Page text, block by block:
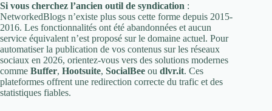
Si vous cherchez l’ancien outil de syndication :
NetworkedBlogs n’existe plus sous cette forme depuis 2015-
2016. Les fonctionnalités ont été abandonnées et aucun
service équivalent n’est proposé sur le domaine actuel. Pour
automatiser la publication de vos contenus sur les réseaux
sociaux en 2026, orientez-vous vers des solutions modernes
comme Buffer, Hootsuite, SocialBee ou dlvr.it. Ces
plateformes offrent une redirection correcte du trafic et des
statistiques fiables.